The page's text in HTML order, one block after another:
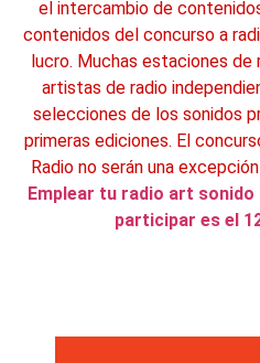
el intercambio de
contenidos del concurso a
lucro. Muchas estaciones
artistas de radio
selecciones de los sonidos
primeras ediciones. El
Emplear tu radio art
participar es el